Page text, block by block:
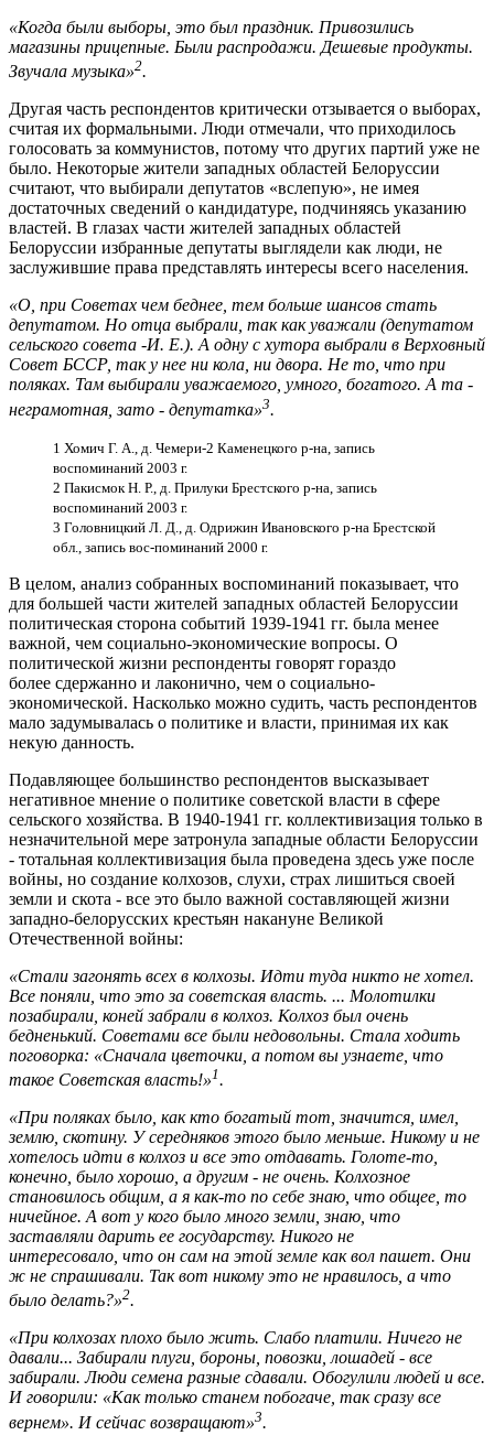
«Когда были выборы, это был праздник. Привозились
магазины прицепные. Были распродажи. Дешевые продукты.
Звучала музыка»2.
Другая часть респондентов критически отзывается о выборах,
считая их формальными. Люди отмечали, что приходилось
голосовать за коммунистов, потому что других партий уже не
было. Некоторые жители западных областей Белоруссии
считают, что выбирали депутатов «вслепую», не имея
достаточных сведений о кандидатуре, подчиняясь указанию
властей. В глазах части жителей западных областей
Белоруссии избранные депутаты выглядели как люди, не
заслужившие права представлять интересы всего населения.
«О, при Советах чем беднее, тем больше шансов стать
депутатом. Но отца выбрали, так как уважали (депутатом
сельского совета -И. Е.). А одну с хутора выбрали в Верховный
Совет БССР, так у нее ни кола, ни двора. Не то, что при
поляках. Там выбирали уважаемого, умного, богатого. А та -
неграмотная, зато - депутатка»3.
1 Хомич Г. А., д. Чемери-2 Каменецкого р-на, запись
воспоминаний 2003 г.
2 Пакисмок Н. Р., д. Прилуки Брестского р-на, запись
воспоминаний 2003 г.
3 Головницкий Л. Д., д. Одрижин Ивановского р-на Брестской
обл., запись вос-поминаний 2000 г.
В целом, анализ собранных воспоминаний показывает, что
для большей части жителей западных областей Белоруссии
политическая сторона событий 1939-1941 гг. была менее
важной, чем социально-экономические вопросы. О
политической жизни респонденты говорят гораздо
более сдержанно и лаконично, чем о социально-
экономической. Насколько можно судить, часть респондентов
мало задумывалась о политике и власти, принимая их как
некую данность.
Подавляющее большинство респондентов высказывает
негативное мнение о политике советской власти в сфере
сельского хозяйства. В 1940-1941 гг. коллективизация только в
незначительной мере затронула западные области Белоруссии
- тотальная коллективизация была проведена здесь уже после
войны, но создание колхозов, слухи, страх лишиться своей
земли и скота - все это было важной составляющей жизни
западно-белорусских крестьян накануне Великой
Отечественной войны:
«Стали загонять всех в колхозы. Идти туда никто не хотел.
Все поняли, что это за советская власть. ... Молотилки
позабирали, коней забрали в колхоз. Колхоз был очень
бедненький. Советами все были недовольны. Стала ходить
поговорка: «Сначала цветочки, а потом вы узнаете, что
такое Советская власть!»1.
«При поляках было, как кто богатый тот, значится, имел,
землю, скотину. У середняков этого было меньше. Никому и не
хотелось идти в колхоз и все это отдавать. Голоте-то,
конечно, было хорошо, а другим - не очень. Колхозное
становилось общим, а я как-то по себе знаю, что общее, то
ничейное. А вот у кого было много земли, знаю, что
заставляли дарить ее государству. Никого не
интересовало, что он сам на этой земле как вол пашет. Они
ж не спрашивали. Так вот никому это не нравилось, а что
было делать?»2.
«При колхозах плохо было жить. Слабо платили. Ничего не
давали... Забирали плуги, бороны, повозки, лошадей - все
забирали. Люди семена разные сдавали. Обогулили людей и все.
И говорили: «Как только станем побогаче, так сразу все
вернем». И сейчас возвращают»3.